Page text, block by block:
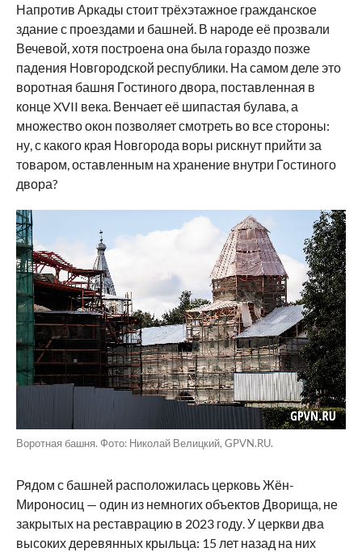
Напротив Аркады стоит трёхэтажное гражданское
здание с проездами и башней. В народе её прозвали
Вечевой, хотя построена она была гораздо позже
падения Новгородской республики. На самом деле это
воротная башня Гостиного двора, поставленная в
конце XVII века. Венчает её шипастая булава, а
множество окон позволяет смотреть во все стороны:
ну, с какого края Новгорода воры рискнут прийти за
товаром, оставленным на хранение внутри Гостиного
двора?
Воротная башня. Фото: Николай Велицкий, GPVN.RU.
Рядом с башней расположилась церковь Жён-
Мироносиц — один из немногих объектов Дворища, не
закрытых на реставрацию в 2023 году. У церкви два
высоких деревянных крыльца: 15 лет назад на них